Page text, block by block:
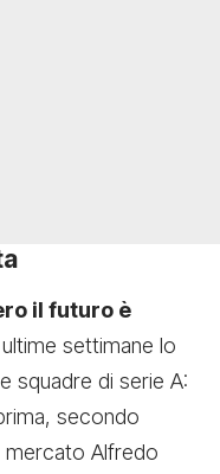
il futuro è
settimane lo
squadre di serie A:
secondo
mercato Alfredo